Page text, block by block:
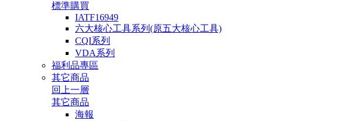
標準購買
IATF16949
六大核心工具系列(原五大核心工具)
CQI系列
VDA系列
福利品專區
其它商品
回上一層
其它商品
海報